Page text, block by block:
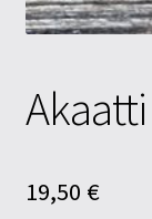
19,50 €